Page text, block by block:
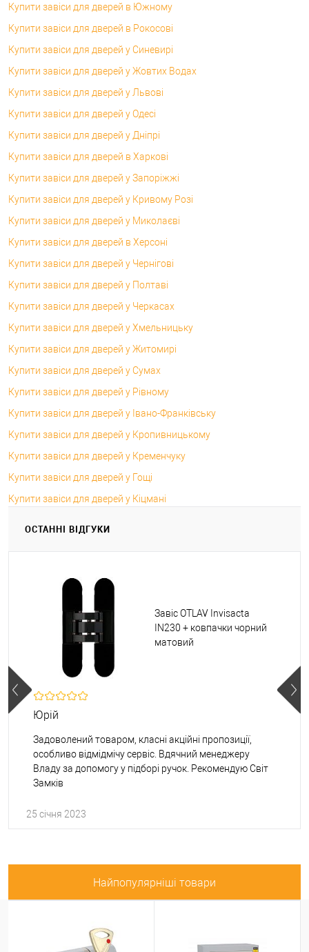
Купити завіси для дверей в Южному
Купити завіси для дверей в Рокосові
Купити завіси для дверей у Синевирі
Купити завіси для дверей у Жовтих Водах
Купити завіси для дверей у Львові
Купити завіси для дверей у Одесі
Купити завіси для дверей у Дніпрі
Купити завіси для дверей в Харкові
Купити завіси для дверей у Запоріжжі
Купити завіси для дверей у Кривому Розі
Купити завіси для дверей у Миколаєві
Купити завіси для дверей в Херсоні
Купити завіси для дверей у Чернігові
Купити завіси для дверей у Полтаві
Купити завіси для дверей у Черкасах
Купити завіси для дверей у Хмельницьку
Купити завіси для дверей у Житомирі
Купити завіси для дверей у Сумах
Купити завіси для дверей у Рівному
Купити завіси для дверей у Івано-Франківську
Купити завіси для дверей у Кропивницькому
Купити завіси для дверей у Кременчуку
Купити завіси для дверей у Гощі
Купити завіси для дверей у Кіцмані
ОСТАННІ ВІДГУКИ
Завіс OTLAV Invisacta
IN230 + ковпачки чорний
матовий
Юрій
Задоволений товаром, класні акційні пропозиції,
особливо відмідмічу сервіс. Вдячний менеджеру
Владу за допомогу у підборі ручок. Рекомендую Світ
Замків
25 січня 2023
Найпопулярніші товари